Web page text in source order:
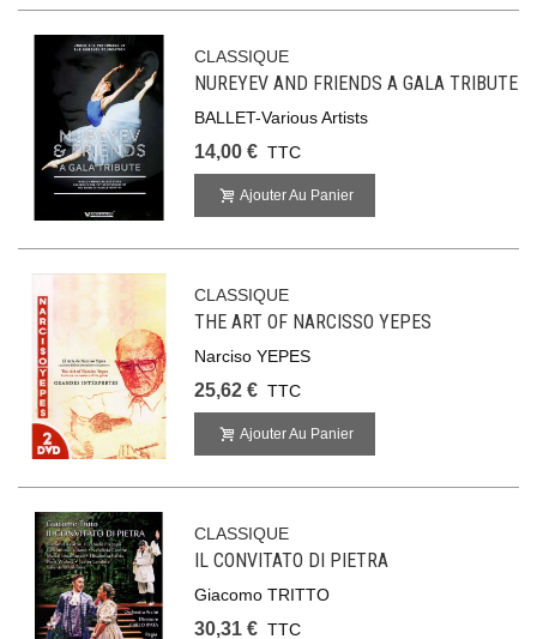
CLASSIQUE
NUREYEV AND FRIENDS A GALA TRIBUTE
BALLET-Various Artists
14,00 € TTC
Ajouter Au Panier
CLASSIQUE
THE ART OF NARCISSO YEPES
Narciso YEPES
25,62 € TTC
Ajouter Au Panier
CLASSIQUE
IL CONVITATO DI PIETRA
Giacomo TRITTO
30,31 € TTC